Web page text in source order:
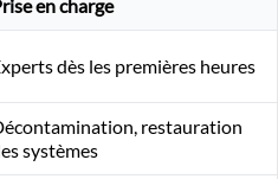
en charge
dès les premières heures
restauration
systèmes